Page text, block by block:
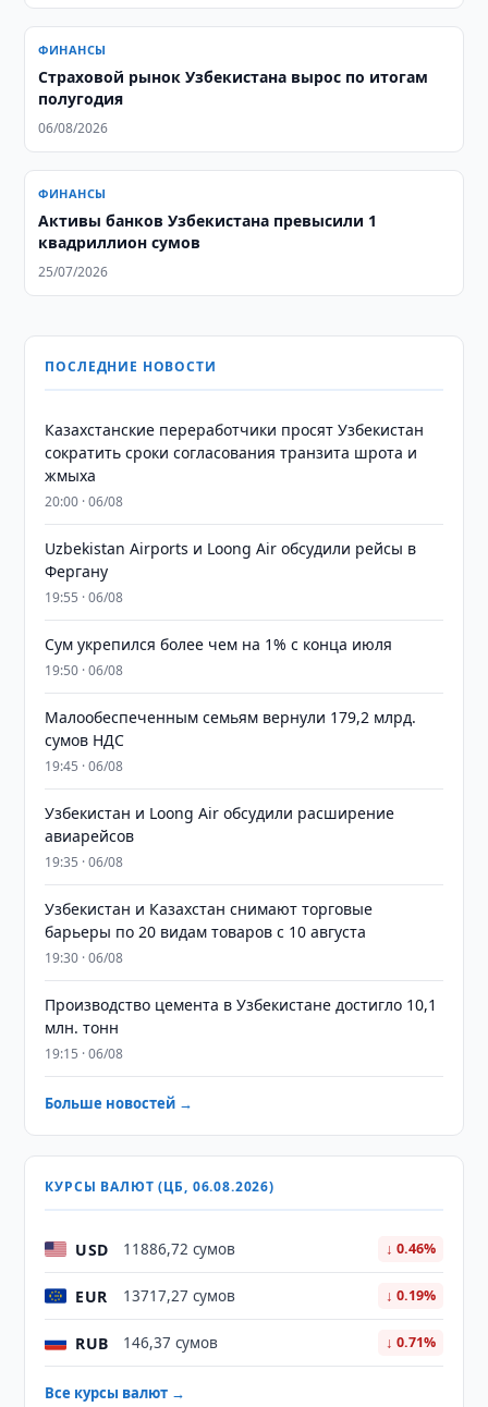
ФИНАНСЫ
Страховой рынок Узбекистана вырос по итогам
полугодия
06/08/2026
ФИНАНСЫ
Активы банков Узбекистана превысили 1
квадриллион сумов
25/07/2026
ПОСЛЕДНИЕ НОВОСТИ
Казахстанские переработчики просят Узбекистан
сократить сроки согласования транзита шрота и
жмыха
20:00 · 06/08
Uzbekistan Airports и Loong Air обсудили рейсы в
Фергану
19:55 · 06/08
Сум укрепился более чем на 1% с конца июля
19:50 · 06/08
Малообеспеченным семьям вернули 179,2 млрд.
сумов НДС
19:45 · 06/08
Узбекистан и Loong Air обсудили расширение
авиарейсов
19:35 · 06/08
Узбекистан и Казахстан снимают торговые
барьеры по 20 видам товаров с 10 августа
19:30 · 06/08
Производство цемента в Узбекистане достигло 10,1
млн. тонн
19:15 · 06/08
Больше новостей →
КУРСЫ ВАЛЮТ (ЦБ, 06.08.2026)
USD 11886,72 сумов ↓ 0.46%
EUR 13717,27 сумов ↓ 0.19%
RUB 146,37 сумов ↓ 0.71%
Все курсы валют →